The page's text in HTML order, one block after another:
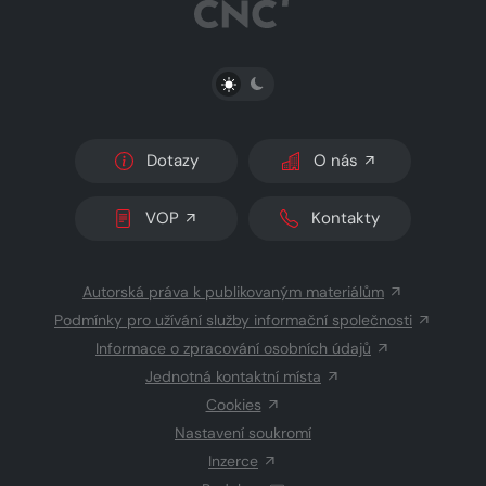
PŘEPNOUT SVĚTLÝ/TMAVÝ REŽIM
Dotazy O nás
VOP Kontakty
Autorská práva k publikovaným materiálům
Podmínky pro užívání služby informační společnosti
Informace o zpracování osobních údajů
Jednotná kontaktní místa
Cookies
Nastavení soukromí
Inzerce